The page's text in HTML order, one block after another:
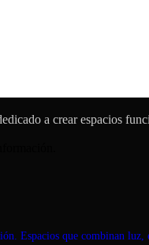
a crear espacios
Espacios que combinan